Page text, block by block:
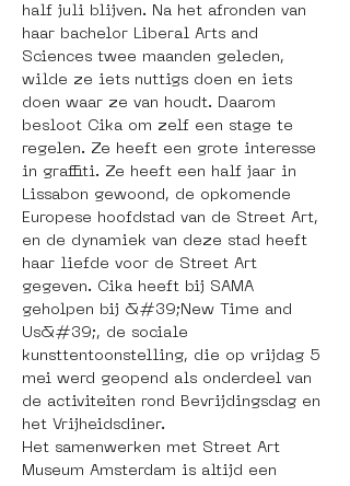
half juli blijven. Na het afronden van
haar bachelor Liberal Arts and
Sciences twee maanden geleden,
wilde ze iets nuttigs doen en iets
doen waar ze van houdt. Daarom
besloot Cika om zelf een stage te
regelen. Ze heeft een grote interesse
in graffiti. Ze heeft een half jaar in
Lissabon gewoond, de opkomende
Europese hoofdstad van de Street Art,
en de dynamiek van deze stad heeft
haar liefde voor de Street Art
gegeven. Cika heeft bij SAMA
geholpen bij &#39;New Time and
Us&#39;, de sociale
kunsttentoonstelling, die op vrijdag 5
mei werd geopend als onderdeel van
de activiteiten rond Bevrijdingsdag en
het Vrijheidsdiner.
Het samenwerken met Street Art
Museum Amsterdam is altijd een